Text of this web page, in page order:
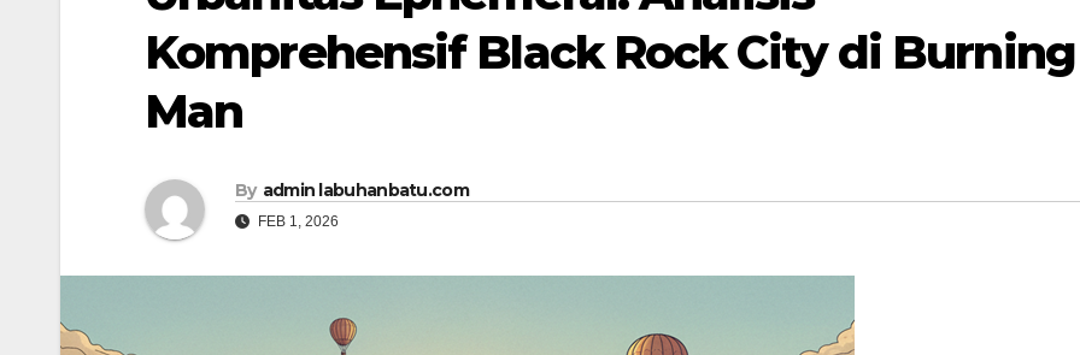
Komprehensif Black Rock City di Burning
Man
By admin labuhanbatu.com
FEB 1, 2026